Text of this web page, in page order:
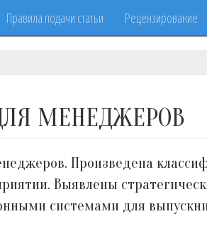
Правила подачи статьи Рецензирование
МЕНЕДЖЕРОВ
Произведена
Выявлены
системами для